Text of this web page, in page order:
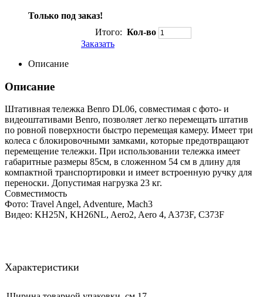
Только под заказ!
Итого: Кол-во
Заказать
Описание
Описание
Штативная тележка Benro DL06, совместимая с фото- и
видеоштативами Benro, позволяет легко перемещать штатив
по ровной поверхности быстро перемещая камеру. Имеет три
колеса с блокировочными замками, которые предотвращают
перемещение тележки. При использовании тележка имеет
габаритные размеры 85см, в сложенном 54 см в длину для
компактной транспортировки и имеет встроенную ручку для
переноски. Допустимая нагрузка 23 кг.
Совместимость
Фото: Travel Angel, Adventure, Mach3
Видео: KH25N, KH26NL, Aero2, Aero 4, A373F, C373F
Характеристики